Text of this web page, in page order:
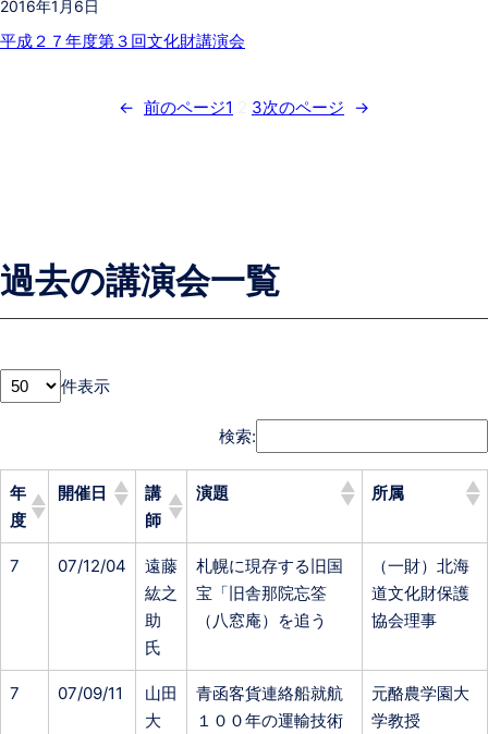
2016年1月6日
平成２７年度第３回文化財講演会
← 前のページ1 3次のページ →
過去の講演会一覧
件表示
検索:
年
度
開催日
講
師
演題 所属
7 07/12/04
遠藤
紘之
助
氏
札幌に現存する旧国
宝「旧舎那院忘筌
（八窓庵）を追う
（一財）北海
道文化財保護
協会理事
7 07/09/11
山田
大
青函客貨連絡船就航
１００年の運輸技術
元酪農学園大
学教授